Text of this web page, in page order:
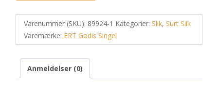
Varenummer (SKU): 89924-1 Kategorier: Slik, Surt Slik
Varemærke: ERT Godis Singel
Anmeldelser (0)